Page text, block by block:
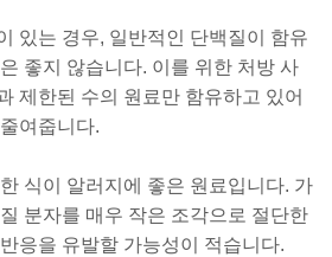
있는 경우, 일반적인 단백질이 함유
좋지 않습니다. 이를 위한 처방 사
제한된 수의 원료만 함유하고 있어
여줍니다.
식이 알러지에 좋은 원료입니다. 가
분자를 매우 작은 조각으로 절단한
응을 유발할 가능성이 적습니다.